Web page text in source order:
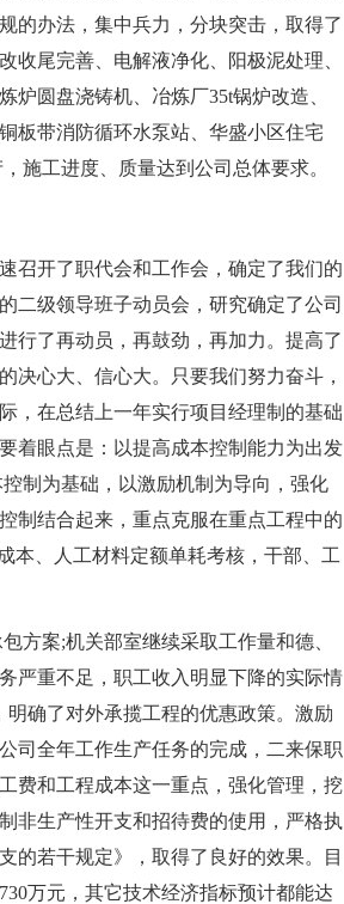
的办法，集中兵力，分块突击，取得了
收尾完善、电解液净化、阳极泥处理、
炉圆盘浇铸机、冶炼厂35t锅炉改造、
板带消防循环水泵站、华盛小区住宅
施工进度、质量达到公司总体要求。
召开了职代会和工作会，确定了我们的
二级领导班子动员会，研究确定了公司
行了再动员，再鼓劲，再加力。提高了
决心大、信心大。只要我们努力奋斗，
，在总结上一年实行项目经理制的基础
着眼点是：以提高成本控制能力为出发
制为基础，以激励机制为导向，强化
制结合起来，重点克服在重点工程中的
本、人工材料定额单耗考核，干部、工
方案;机关部室继续采取工作量和德、
严重不足，职工收入明显下降的实际情
确了对外承揽工程的优惠政策。激励
司全年工作生产任务的完成，二来保职
费和工程成本这一重点，强化管理，挖
非生产性开支和招待费的使用，严格执
的若干规定》，取得了良好的效果。目
万元，其它技术经济指标预计都能达